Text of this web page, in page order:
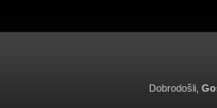
Dobrodošli,